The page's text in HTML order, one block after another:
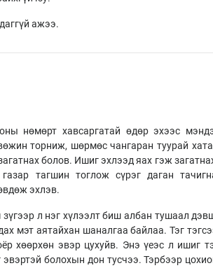
ажээ.
нөмөрт хавсаргатай өдөр эхээс
торниж, шөрмөс чангаран туурай
болов. Ишиг эхлээд яах гэж
тагшин тоглож сүрэг даган
эхлэв.
л нэг хүлээлт биш албан тушаал
мэт аятайхан шаналгаа байлаа. Тэг
хөөрхөн эвэр цухуйв. Энэ үеэс л ишиг
эвэртэй болохын дон тусчээ. Тэрбээр